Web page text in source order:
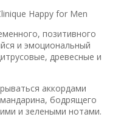
Happy for Men
позитивного
и эмоциональный
древесные и
аккордами
бодрящего
и зелеными нотами.